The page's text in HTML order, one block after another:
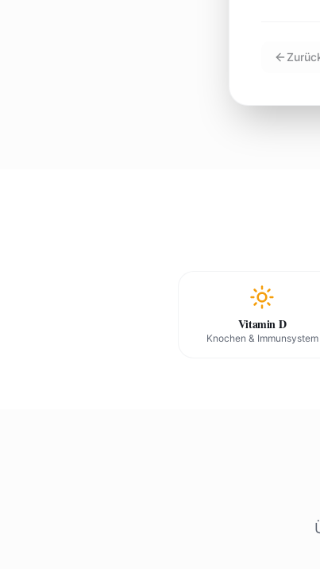
Vitamin D
Knochen & Immunsystem